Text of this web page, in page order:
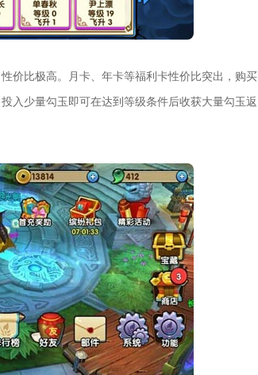
价比极高。月卡、年卡等福利卡性价比突出，购买
入少量勾玉即可在达到等级条件后收获大量勾玉返